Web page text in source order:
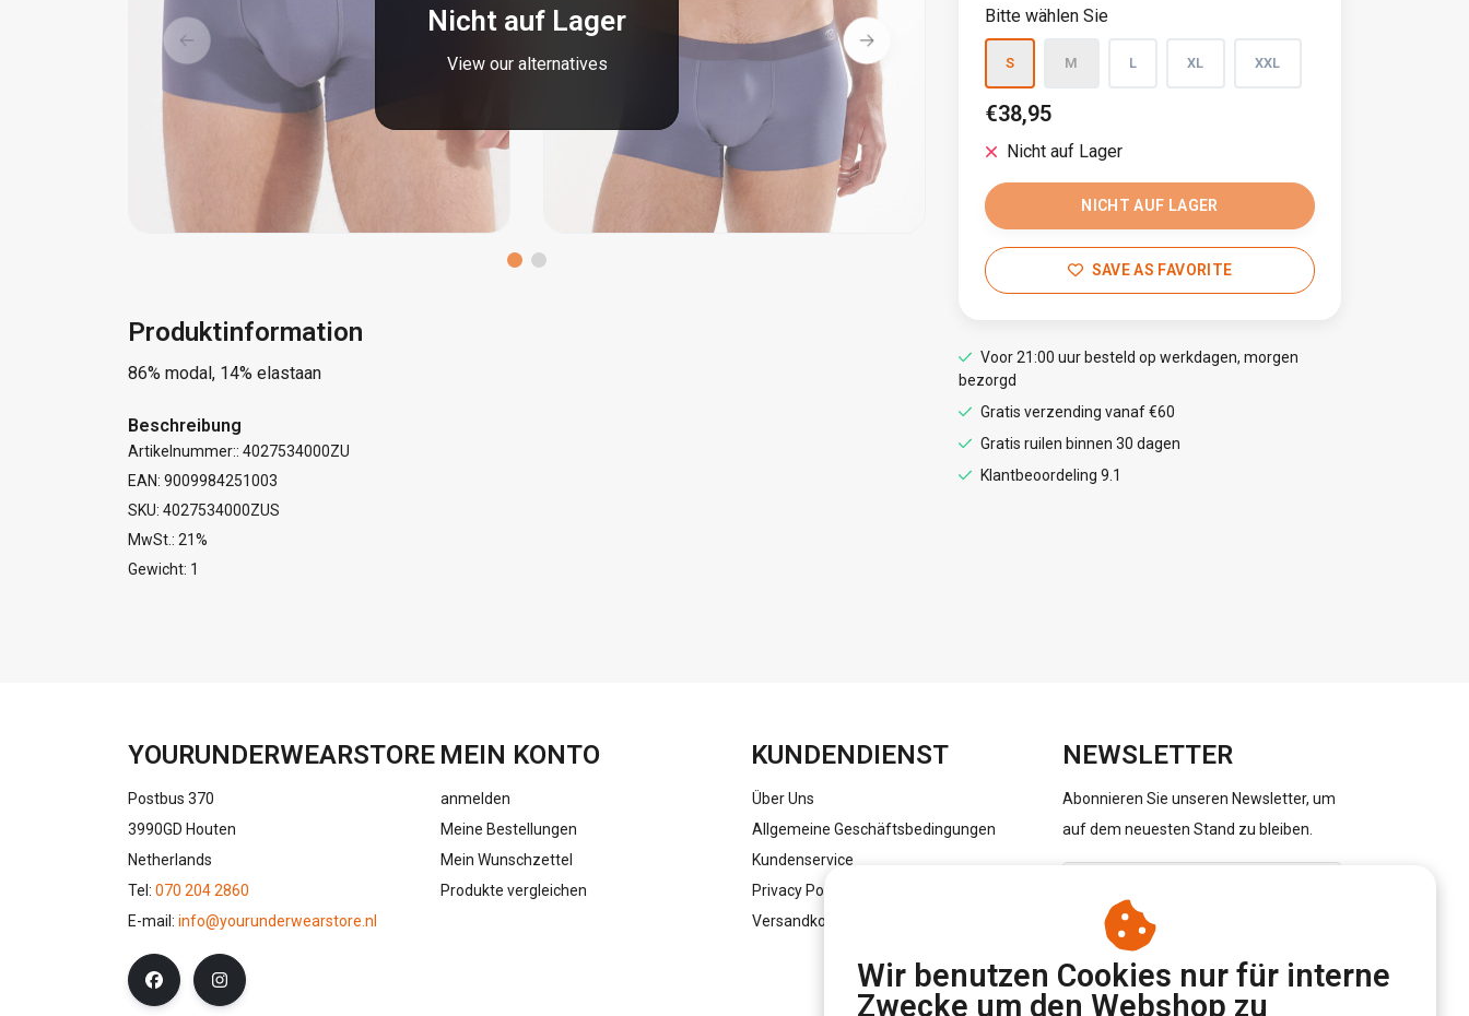
Bitte wählen Sie
S M L XL XXL
€38,95
Nicht auf Lager
NICHT AUF LAGER
SAVE AS FAVORITE
Voor 21:00 uur besteld op werkdagen, morgen
bezorgd
Gratis verzending vanaf €60
Gratis ruilen binnen 30 dagen
Klantbeoordeling 9.1
Nicht auf Lager
View our alternatives
Produktinformation
86% modal, 14% elastaan
Beschreibung
Artikelnummer:: 4027534000ZU
EAN: 9009984251003
SKU: 4027534000ZUS
MwSt.: 21%
Gewicht: 1
YOURUNDERWEARSTORE
Postbus 370
3990GD Houten
Netherlands
Tel: 070 204 2860
E-mail: info@yourunderwearstore.nl
MEIN KONTO
anmelden
Meine Bestellungen
Mein Wunschzettel
Produkte vergleichen
KUNDENDIENST
Über Uns
Allgemeine Geschäftsbedingungen
Kundenservice
Privacy Policy
Versandkosten
NEWSLETTER
Abonnieren Sie unseren Newsletter, um
auf dem neuesten Stand zu bleiben.
ABONNIEREN
Wir benutzen Cookies nur für interne
Zwecke um den Webshop zu